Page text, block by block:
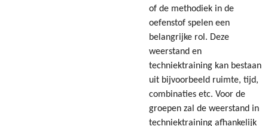
of de methodiek in de
oefenstof spelen een
belangrijke rol. Deze
weerstand en
techniektraining kan bestaan
uit bijvoorbeeld ruimte, tijd,
combinaties etc. Voor de
groepen zal de weerstand in
techniektraining afhankelijk